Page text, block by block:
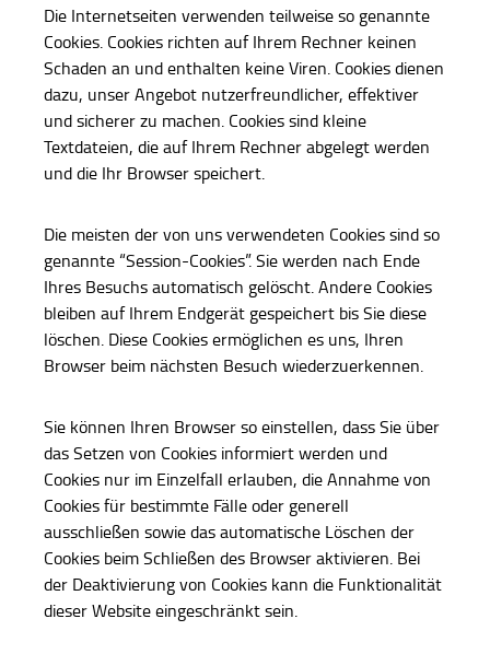
Die Internetseiten verwenden teilweise so genannte
Cookies. Cookies richten auf Ihrem Rechner keinen
Schaden an und enthalten keine Viren. Cookies dienen
dazu, unser Angebot nutzerfreundlicher, effektiver
und sicherer zu machen. Cookies sind kleine
Textdateien, die auf Ihrem Rechner abgelegt werden
und die Ihr Browser speichert.
Die meisten der von uns verwendeten Cookies sind so
genannte “Session-Cookies”. Sie werden nach Ende
Ihres Besuchs automatisch gelöscht. Andere Cookies
bleiben auf Ihrem Endgerät gespeichert bis Sie diese
löschen. Diese Cookies ermöglichen es uns, Ihren
Browser beim nächsten Besuch wiederzuerkennen.
Sie können Ihren Browser so einstellen, dass Sie über
das Setzen von Cookies informiert werden und
Cookies nur im Einzelfall erlauben, die Annahme von
Cookies für bestimmte Fälle oder generell
ausschließen sowie das automatische Löschen der
Cookies beim Schließen des Browser aktivieren. Bei
der Deaktivierung von Cookies kann die Funktionalität
dieser Website eingeschränkt sein.